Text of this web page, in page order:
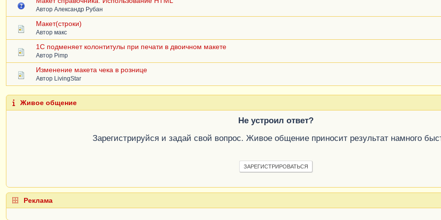
Автор Александр Рубан
Макет(строки)
Автор макс
1C подменяет колонтитулы при печати в двоичном макете
Автор Pimp
Изменение макета чека в рознице
Автор LivingStar
Живое общение
Не устроил ответ?
Зарегистрируйся и задай свой вопрос. Живое общение приносит результат намного
ЗАРЕГИСТРИРОВАТЬСЯ
Реклама